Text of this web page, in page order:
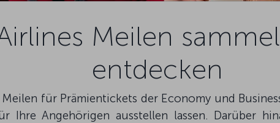
Meilen
entdecken
für Prämientickets der Economy und
Ihre Angehörigen ausstellen lassen. Darüber